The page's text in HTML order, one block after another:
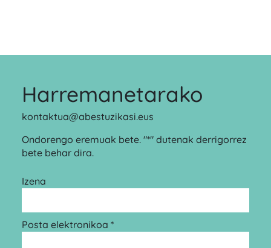
Harremanetarako
kontaktua@abestuzikasi.eus
Ondorengo eremuak bete. "*" dutenak derrigorrez
bete behar dira.
Izena
Posta elektronikoa *